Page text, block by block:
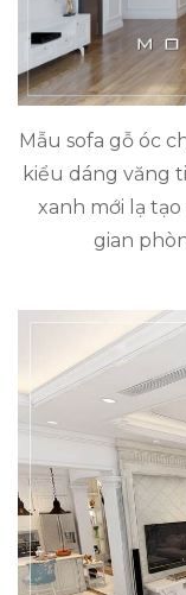
Mẫu sofa gỗ óc
kiểu dáng văng
xanh mới lạ
gian